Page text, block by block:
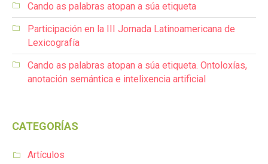
Cando as palabras atopan a súa etiqueta
Participación en la III Jornada Latinoamericana de
Lexicografía
Cando as palabras atopan a súa etiqueta. Ontoloxías,
anotación semántica e intelixencia artificial
CATEGORÍAS
Artículos